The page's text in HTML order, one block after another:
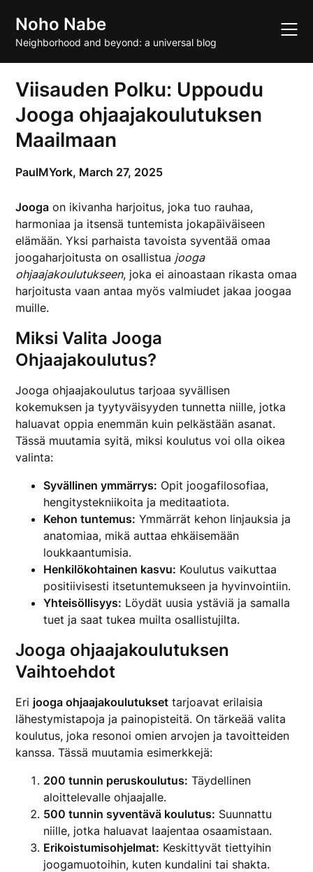
content
Noho Nabe
Neighborhood and beyond: a universal blog
Viisauden Polku: Uppoudu
Jooga ohjaajakoulutuksen
Maailmaan
PaulMYork, March 27, 2025
Jooga on ikivanha harjoitus, joka tuo rauhaa,
harmoniaa ja itsensä tuntemista jokapäiväiseen
elämään. Yksi parhaista tavoista syventää omaa
joogaharjoitusta on osallistua jooga
ohjaajakoulutukseen, joka ei ainoastaan rikasta omaa
harjoitusta vaan antaa myös valmiudet jakaa joogaa
muille.
Miksi Valita Jooga
Ohjaajakoulutus?
Jooga ohjaajakoulutus tarjoaa syvällisen
kokemuksen ja tyytyväisyyden tunnetta niille, jotka
haluavat oppia enemmän kuin pelkästään asanat.
Tässä muutamia syitä, miksi koulutus voi olla oikea
valinta:
Syvällinen ymmärrys: Opit joogafilosofiaa,
hengitystekniikoita ja meditaatiota.
Kehon tuntemus: Ymmärrät kehon linjauksia ja
anatomiaa, mikä auttaa ehkäisemään
loukkaantumisia.
Henkilökohtainen kasvu: Koulutus vaikuttaa
positiivisesti itsetuntemukseen ja hyvinvointiin.
Yhteisöllisyys: Löydät uusia ystäviä ja samalla
tuet ja saat tukea muilta osallistujilta.
Jooga ohjaajakoulutuksen
Vaihtoehdot
Eri jooga ohjaajakoulutukset tarjoavat erilaisia
lähestymistapoja ja painopisteitä. On tärkeää valita
koulutus, joka resonoi omien arvojen ja tavoitteiden
kanssa. Tässä muutamia esimerkkejä:
200 tunnin peruskoulutus: Täydellinen
aloittelevalle ohjaajalle.
500 tunnin syventävä koulutus: Suunnattu
niille, jotka haluavat laajentaa osaamistaan.
Erikoistumisohjelmat: Keskittyvät tiettyihin
joogamuotoihin, kuten kundalini tai shakta.